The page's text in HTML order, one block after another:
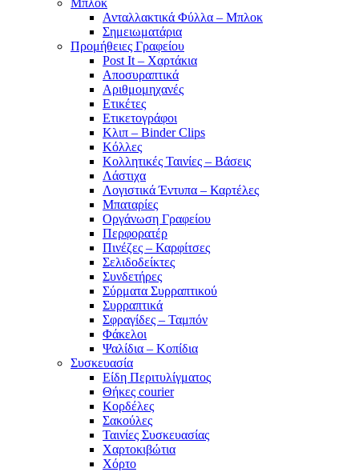
Μπλοκ
Ανταλλακτικά Φύλλα – Μπλοκ
Σημειωματάρια
Προμήθειες Γραφείου
Post It – Χαρτάκια
Αποσυραπτικά
Αριθμομηχανές
Ετικέτες
Ετικετογράφοι
Κλιπ – Binder Clips
Κόλλες
Κολλητικές Ταινίες – Βάσεις
Λάστιχα
Λογιστικά Έντυπα – Καρτέλες
Μπαταρίες
Οργάνωση Γραφείου
Περφορατέρ
Πινέζες – Καρφίτσες
Σελιδοδείκτες
Συνδετήρες
Σύρματα Συρραπτικού
Συρραπτικά
Σφραγίδες – Ταμπόν
Φάκελοι
Ψαλίδια – Κοπίδια
Συσκευασία
Είδη Περιτυλίγματος
Θήκες courier
Κορδέλες
Σακούλες
Ταινίες Συσκευασίας
Χαρτοκιβώτια
Χόρτο